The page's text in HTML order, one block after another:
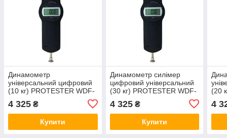
Динамометр
універсальний цифровий
(10 кг) PROTESTER WDF-
4 325 ₴
Купити
Динамометр силімер
цифровий універсальний
(30 кг) PROTESTER WDF-
4 325₴
Купити
(20
4